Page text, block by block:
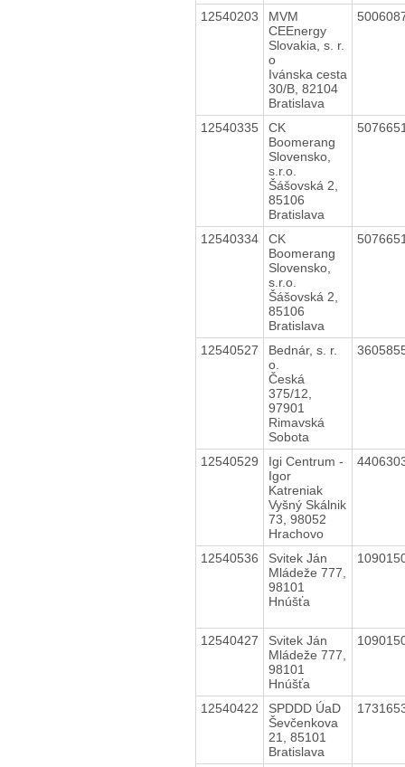
12540203
MVM
CEEnergy
Slovakia, s. r.
o
Ivánska cesta
30/B, 82104
Bratislava
12540335
CK
Boomerang
Slovensko,
s.r.o.
Šášovská 2,
85106
Bratislava
12540334
CK
Boomerang
Slovensko,
s.r.o.
Šášovská 2,
85106
Bratislava
12540527
Bednár, s. r.
o.
Česká
375/12,
97901
Rimavská
Sobota
12540529
Igi Centrum -
Igor
Katreniak
Vyšný Skálnik
73, 98052
Hrachovo
12540536
Svitek Ján
Mládeže 777,
98101
Hnúšťa
12540427
Svitek Ján
Mládeže 777,
98101
Hnúšťa
12540422
SPDDD ÚaD
Ševčenkova
21, 85101
Bratislava